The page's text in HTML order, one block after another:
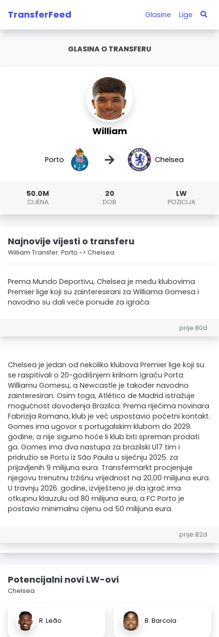
TransferFeed Glasine Lige
GLASINA O TRANSFERU
William
Porto → Chelsea
50.0M
CIJENA
20
DOB
LW
POZICIJA
Najnovije vijesti o transferu
William Transfer: Porto -> Chelsea
Prema Mundo Deportivu, Chelsea je među klubovima
Premier lige koji su zainteresirani za Williama Gomesa i
navodno su dali veće ponude za igrača.
prije 80d
Chelsea je jedan od nekoliko klubova Premier lige koji su
se raspitivali o 20-godišnjem krilnom igraču Porta
Williamu Gomesu, a Newcastle je također navodno
zainteresiran. Osim toga, Atlético de Madrid istražuje
mogućnost dovođenja Brazilca. Prema riječima novinara
Fabrizija Romana, klub je već uspostavio početni kontakt.
Gomes ima ugovor s portugalskim klubom do 2029.
godine, a nije sigurno hoće li klub biti spreman prodati
ga. Gomes ima dva nastupa za brazilski U17 tim i
pridružio se Portu iz São Paula u siječnju 2025. za
prijavljenih 9 milijuna eura. Transfermarkt procjenjuje
njegovu trenutnu tržišnu vrijednost na 20,00 milijuna eura.
U travnju 2026. godine, izviješteno je da igrač ima
otkupnu klauzulu od 80 milijuna eura, a FC Porto je
postavio minimalnu cijenu od 50 milijuna eura.
prije 82d
Potencijalni novi LW-ovi
Chelsea
R. Leão B. Barcola